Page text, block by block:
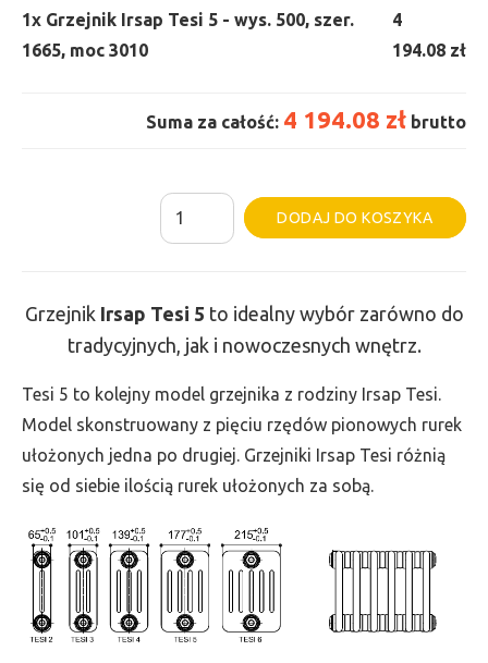
1x Grzejnik Irsap Tesi 5 - wys. 500, szer.
1665, moc 3010
4
194.08 zł
Suma za całość: 4 194.08 zł brutto
ilość
Grzejnik
-
wys.
500,
szer.
1665,
3010
DODAJ DO KOSZYKA
Grzejnik Irsap Tesi 5 to idealny wybór zarówno do
tradycyjnych, jak i nowoczesnych wnętrz.
Tesi 5 to kolejny model grzejnika z rodziny Irsap Tesi.
Model skonstruowany z pięciu rzędów pionowych rurek
ułożonych jedna po drugiej. Grzejniki Irsap Tesi różnią
się od siebie ilością rurek ułożonych za sobą.